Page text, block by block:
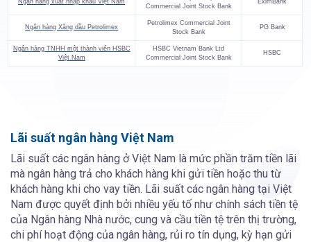
Commercial Joint Stock Bank
Ngân hàng Xăng dầu Petrolimex
Petrolimex Commercial Joint
Stock Bank
PG Bank
Ngân hàng TNHH một thành viên HSBC
Việt Nam
HSBC Vietnam Bank Ltd
Commercial Joint Stock Bank
HSBC
Lãi suất ngân hàng Việt Nam
Lãi suất các ngân hàng ở Việt Nam là mức phần trăm tiền lãi
mà ngân hàng trả cho khách hàng khi gửi tiền hoặc thu từ
khách hàng khi cho vay tiền. Lãi suất các ngân hàng tại Việt
Nam được quyết định bởi nhiều yếu tố như chính sách tiền tệ
của Ngân hàng Nhà nước, cung và cầu tiền tệ trên thị trường,
chi phí hoạt động của ngân hàng, rủi ro tín dụng, kỳ hạn gửi